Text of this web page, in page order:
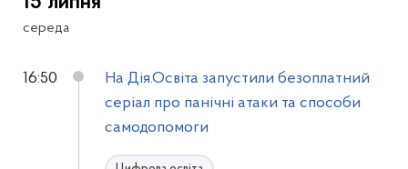
середа
16:50
На Дія.Освіта запустили безоплатний
серіал про панічні атаки та способи
самодопомоги